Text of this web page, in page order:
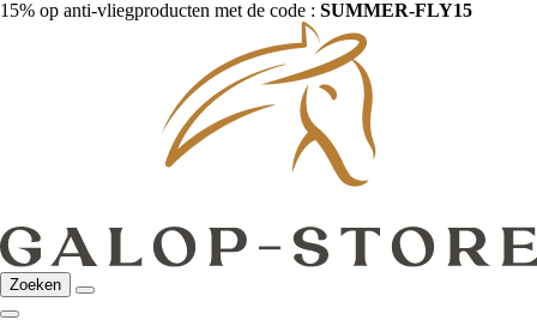
15% op anti-vliegproducten met de code : SUMMER-FLY15
Zoeken